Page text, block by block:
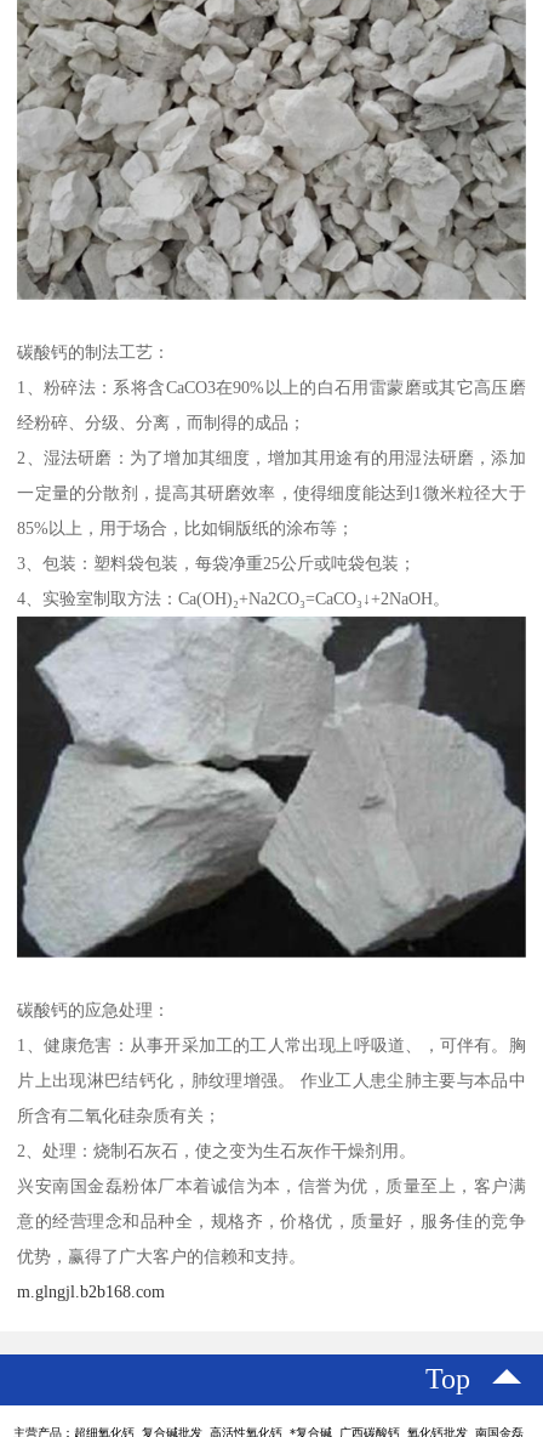
碳酸钙的制法工艺：
1、粉碎法：系将含CaCO3在90%以上的白石用雷蒙磨或其它高压磨
经粉碎、分级、分离，而制得的成品；
2、湿法研磨：为了增加其细度，增加其用途有的用湿法研磨，添加
一定量的分散剂，提高其研磨效率，使得细度能达到1微米粒径大于
85%以上，用于场合，比如铜版纸的涂布等；
3、包装：塑料袋包装，每袋净重25公斤或吨袋包装；
4、实验室制取方法：Ca(OH)₂+Na2CO₃=CaCO₃↓+2NaOH。
碳酸钙的应急处理：
1、健康危害：从事开采加工的工人常出现上呼吸道、，可伴有。胸
片上出现淋巴结钙化，肺纹理增强。 作业工人患尘肺主要与本品中
所含有二氧化硅杂质有关；
2、处理：烧制石灰石，使之变为生石灰作干燥剂用。
兴安南国金磊粉体厂本着诚信为本，信誉为优，质量至上，客户满
意的经营理念和品种全，规格齐，价格优，质量好，服务佳的竞争
优势，赢得了广大客户的信赖和支持。
m.glngjl.b2b168.com
Top
主营产品：超细氧化钙 复合碱批发 高活性氧化钙 *复合碱 广西碳酸钙 氧化钙批发 南国金磊